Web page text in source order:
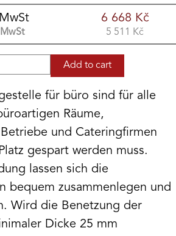
für büro sind für alle
Räume,
und Cateringfirmen
gespart werden muss.
lassen sich die
bequem zusammenlegen und
Wird die Benetzung der
Dicke 25 mm
6 668 Kč
5 511 Kč
Add to cart